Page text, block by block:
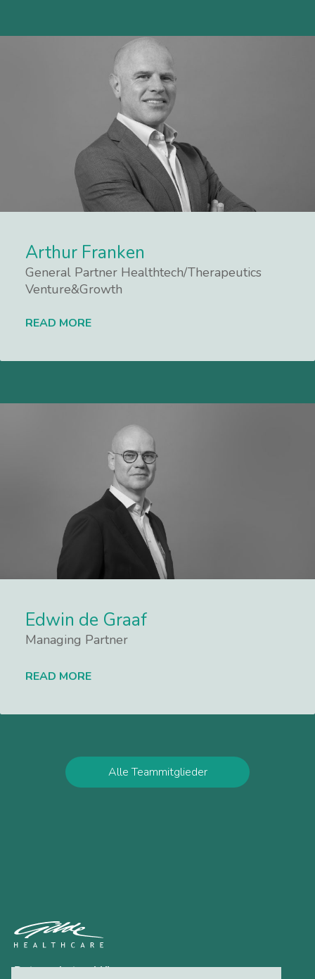
Arthur Franken
General Partner Healthtech/Therapeutics
Venture&Growth
READ MORE
Edwin de Graaf
Managing Partner
READ MORE
Alle Teammitglieder
Datenschutzerklärung